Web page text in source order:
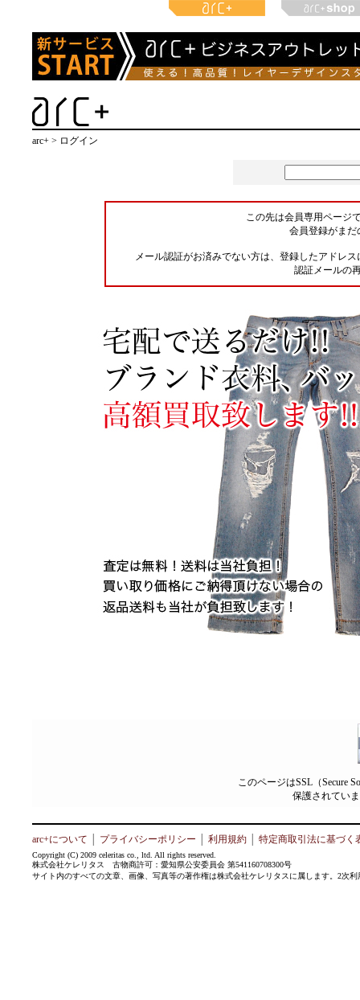
arc+ > ログイン
この先は会員専用ページ
会員登録がまだ
メール認証がお済みでない方は、登録したアドレ
認証メールの
このページはSSL（Secure
保護されてい
arc+について プライバシーポリシー 利用規約 特定商取引法に基づく
Copyright (C) 2009 celeritas co., ltd. All rights reserved.
株式会社ケレリタス 古物商許可：愛知県公安委員会 第541160708300号
サイト内のすべての文章、画像、写真等の著作権は株式会社ケレリタスに属します。2次